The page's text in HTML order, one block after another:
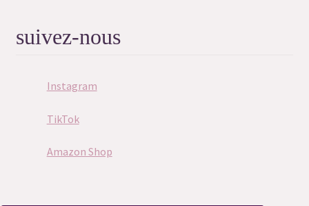
Réservation Harmonisation Énergétique
Réservation reçue
Résultat du Quiz
Résultat du Quiz
suivez-nous
Instagram
TikTok
Amazon Shop